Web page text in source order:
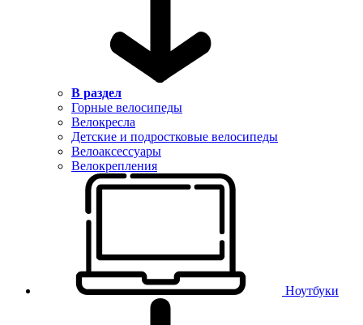
В раздел
Горные велосипеды
Велокресла
Детские и подростковые велосипеды
Велоаксессуары
Велокрепления
Ноутбуки